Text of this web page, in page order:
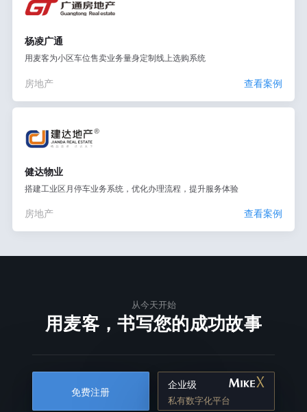
杨凌广通
用麦客为小区车位售卖业务量身定制线上选购系统
房地产 查看案例
健达物业
搭建工业区月停车业务系统，优化办理流程，提升服务体验
房地产 查看案例
从今天开始
用麦客，书写您的成功故事
免费注册
企业级
私有数字化平台